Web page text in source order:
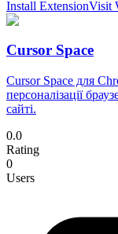
Install ExtensionVisit
Cursor Space
Cursor Space для
персоналізації
сайті.
0.0
Rating
0
Users